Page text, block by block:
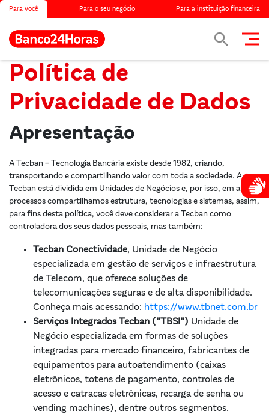
Para você Para o seu negócio Para a instituição financeira
Política de
Privacidade de Dados
Apresentação
A Tecban – Tecnologia Bancária existe desde 1982, criando,
transportando e compartilhando valor com toda a sociedade. A
Tecban está dividida em Unidades de Negócios e, por isso, em alguns
processos compartilhamos estrutura, tecnologias e sistemas, assim,
para fins desta política, você deve considerar a Tecban como
controladora dos seus dados pessoais, mas também:
Tecban Conectividade, Unidade de Negócio
especializada em gestão de serviços e infraestrutura
de Telecom, que oferece soluções de
telecomunicações seguras e de alta disponibilidade.
Conheça mais acessando: https://www.tbnet.com.br
Serviços Integrados Tecban ("TBSI") Unidade de
Negócio especializada em formas de soluções
integradas para mercado financeiro, fabricantes de
equipamentos para autoatendimento (caixas
eletrônicos, totens de pagamento, controles de
acesso e catracas eletrônicas, recarga de senha ou
vending machines), dentre outros segmentos.